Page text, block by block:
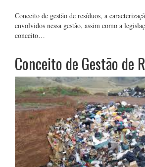
Conceito de gestão de resíduos, a
envolvidos nessa gestão, assim como a
conceito…
Conceito de Gestão de